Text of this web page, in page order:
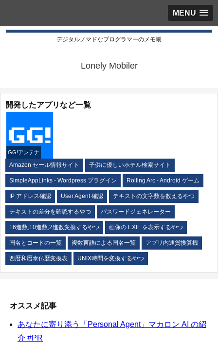
MENU
デジタルノマドなプログラマーのメモ帳
Lonely Mobiler
開発したアプリなど一覧
GG!アンテナ
Amazon セール情報サイト 子供に優しいホテル検索サイト
SimpleAppLinks - Wordpress プラグイン Rolling Arc - Android ゲーム
IP アドレス確認 User Agent 確認 テキストの文字数を数えるやつ
テキストの差分を確認するやつ パスワードジェネレーター
16進数,10進数,2進数変換するやつ 画像の EXIF を表示するやつ
国名とコードの一覧 複数言語による国名一覧 アプリ内通貨換算機
西暦和暦泰仏歴変換表 UNIX時間を変換するやつ
オススメ記事
あなたに寄り添う「Personal Agent」マカロン AI の紹
介 #PR